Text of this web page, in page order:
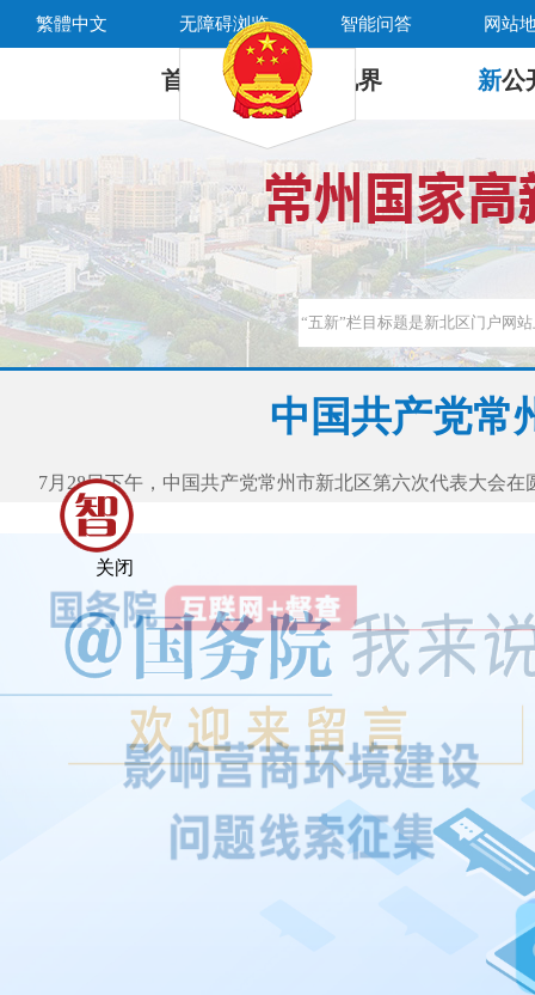
繁體中文 无障碍浏览 智能问答 网站
首 页 新 视界 新公
中国共产党常
7月28日下午，中国共产党常州市新北区第六次代表大会
关闭